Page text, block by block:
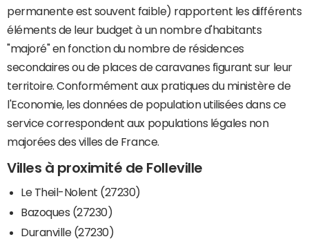
permanente est souvent faible) rapportent les différents
éléments de leur budget à un nombre d'habitants
"majoré" en fonction du nombre de résidences
secondaires ou de places de caravanes figurant sur leur
territoire. Conformément aux pratiques du ministère de
l'Economie, les données de population utilisées dans ce
service correspondent aux populations légales non
majorées des villes de France.
Villes à proximité de Folleville
Le Theil-Nolent (27230)
Bazoques (27230)
Duranville (27230)